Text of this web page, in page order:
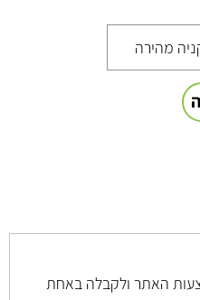
מהירה
האתר ולקבלה באחת